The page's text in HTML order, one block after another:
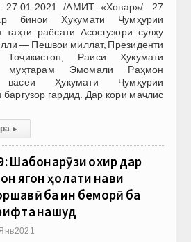
/АМИТ «Ховар»/. 27
бинои Ҳукумати Ҷумҳурии
таҳти раёсати Асосгузори сулҳу
— Пешвои миллат, Президенти
Тоҷикистон, Раиси Ҳукумати
муҳтарам Эмомалӣ Раҳмон
васеи Ҳукумати Ҷумҳурии
баргузор гардид. Дар кори маҷлис
▸
Шабонарӯзи охир дар
ягон ҳолати нави
ба ин беморӣ ба
нашуд
2021